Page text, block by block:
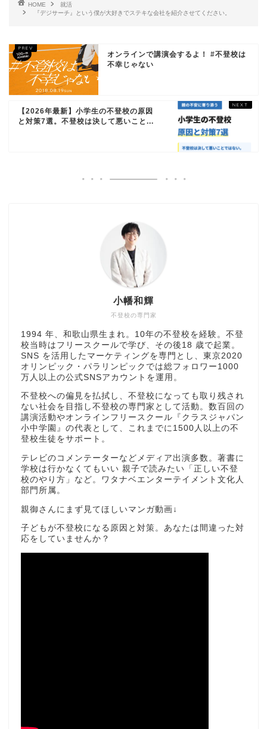
HOME
就活
『デジサーチ』という僕が大好きでステキな会社を紹介させてください。
オンラインで講演会するよ！ #不登校は
不幸じゃない
【2026年最新】小学生の不登校の原因
と対策7選。不登校は決して悪いこと...
不登校の専門家
小幡和輝
1994 年、和歌山県生まれ。10年の不登校を経験。不登
校当時はフリースクールで学び、その後18 歳で起業。
SNS を活用したマーケティングを専門とし、東京2020
オリンピック・パラリンピックでは総フォロワー1000
万人以上の公式SNSアカウントを運用。
不登校への偏見を払拭し、不登校になっても取り残され
ない社会を目指し不登校の専門家として活動。数百回の
講演活動やオンラインフリースクール『クラスジャパン
小中学園』の代表として、これまでに1500人以上の不
登校生徒をサポート。
テレビのコメンテーターなどメディア出演多数。著書に
学校は行かなくてもいい 親子で読みたい「正しい不登
校のやり方」など。ワタナベエンターテイメント文化人
部門所属。
親御さんにまず見てほしいマンガ動画↓
子どもが不登校になる原因と対策。あなたは間違った対
応をしていませんか？